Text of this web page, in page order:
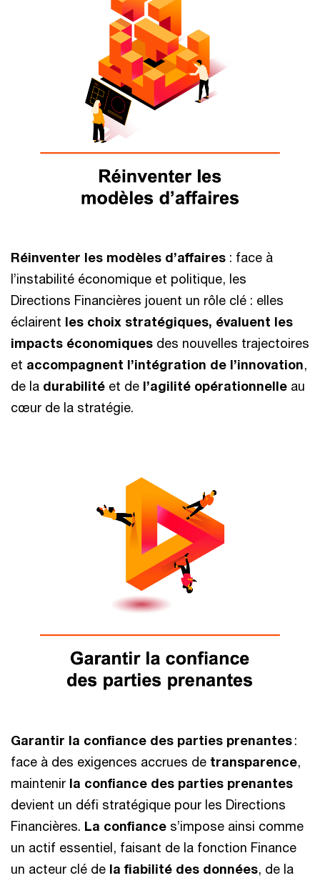
Réinventer les modèles d’affaires : face à
l’instabilité économique et politique, les
Directions Financières jouent un rôle clé : elles
éclairent les choix stratégiques, évaluent les
impacts économiques des nouvelles trajectoires
et accompagnent l’intégration de l’innovation,
de la durabilité et de l’agilité opérationnelle au
cœur de la stratégie.
Garantir la confiance des parties prenantes:
face à des exigences accrues de transparence,
maintenir la confiance des parties prenantes
devient un défi stratégique pour les Directions
Financières. La confiance s’impose ainsi comme
un actif essentiel, faisant de la fonction Finance
un acteur clé de la fiabilité des données, de la